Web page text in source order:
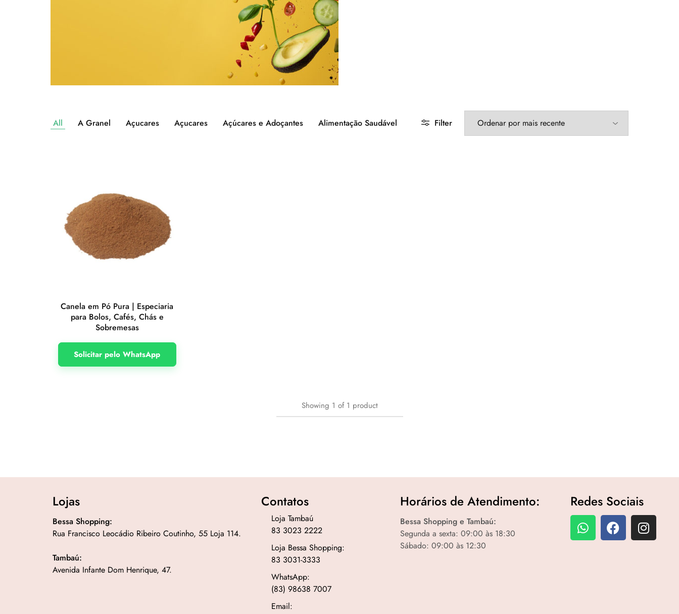
All A Granel Açucares Açucares Açúcares e Adoçantes Alimentação Saudável Filter
Canela em Pó Pura | Especiaria
para Bolos, Cafés, Chás e
Sobremesas
Solicitar pelo WhatsApp
Showing 1 of 1 product
Lojas
Bessa Shopping:
Rua Francisco Leocádio Ribeiro Coutinho, 55 Loja 114.
Tambaú:
Avenida Infante Dom Henrique, 47.
Contatos
Loja Tambaú
83 3023 2222
Loja Bessa Shopping:
83 3031-3333
WhatsApp:
(83) 98638 7007
Email:
Horários de Atendimento:
Bessa Shopping e Tambaú:
Segunda a sexta: 09:00 às 18:30
Sábado: 09:00 às 12:30
Redes Sociais